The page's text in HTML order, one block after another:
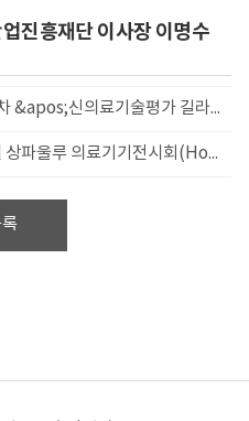
진흥재단 이사장 이명수
2025년 제1차 &apos;신의료기술평가 길라잡이 서비스&apos; 모집 공고
2025 브라질 상파울루 의료기기전시회(Hospitalar 2025) 한국관 참가기업 추가 모집